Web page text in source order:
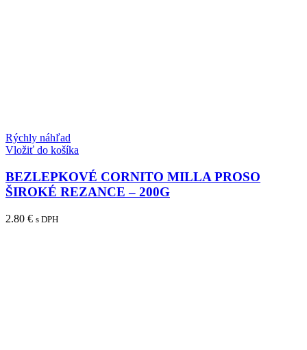
Rýchly náhľad
Vložiť do košíka
BEZLEPKOVÉ CORNITO MILLA PROSO
ŠIROKÉ REZANCE – 200G
2.80 € s DPH